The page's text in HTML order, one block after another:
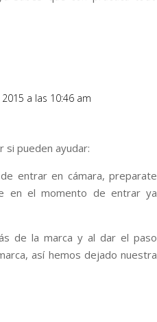
a las 10:46 am
si pueden ayudar:
entrar en cámara, preparate
en el momento de entrar ya
de la marca y al dar el paso
así hemos dejado nuestra